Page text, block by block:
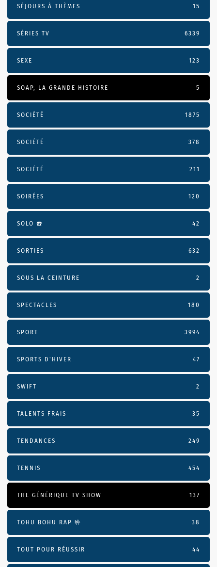
SÉJOURS À THÈMES 15
SÉRIES TV 6339
SEXE 123
SOAP, LA GRANDE HISTOIRE 5
SOCIÉTÉ 1875
SOCIÉTÉ 378
SOCIÉTÉ 211
SOIRÉES 120
SOLO ☎️ 42
SORTIES 632
SOUS LA CEINTURE 2
SPECTACLES 180
SPORT 3994
SPORTS D'HIVER 47
SWIFT 2
TALENTS FRAIS 35
TENDANCES 249
TENNIS 454
THE GÉNÉRIQUE TV SHOW 137
TOHU BOHU RAP 🤟 38
TOUT POUR RÉUSSIR 44